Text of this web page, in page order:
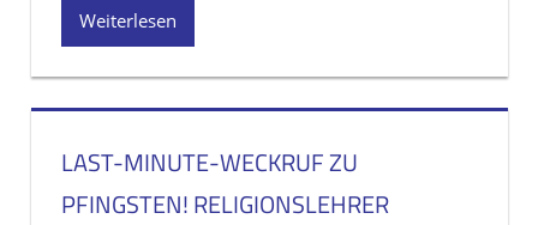
Weiterlesen
LAST-MINUTE-WECKRUF ZU
PFINGSTEN! RELIGIONSLEHRER